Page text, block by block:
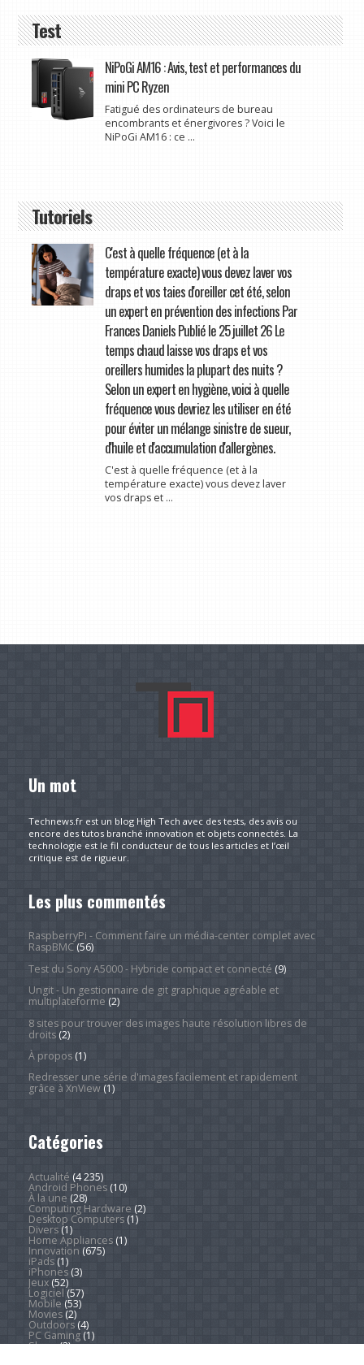
Test
NiPoGi AM16 : Avis, test et performances du
mini PC Ryzen
Fatigué des ordinateurs de bureau
encombrants et énergivores ? Voici le
NiPoGi AM16 : ce ...
Tutoriels
C'est à quelle fréquence (et à la
température exacte) vous devez laver vos
draps et vos taies d'oreiller cet été, selon
un expert en prévention des infections Par
Frances Daniels Publié le 25 juillet 26 Le
temps chaud laisse vos draps et vos
oreillers humides la plupart des nuits ?
Selon un expert en hygiène, voici à quelle
fréquence vous devriez les utiliser en été
pour éviter un mélange sinistre de sueur,
d'huile et d'accumulation d'allergènes.
C'est à quelle fréquence (et à la
température exacte) vous devez laver
vos draps et ...
Un mot
Technews.fr est un blog High Tech avec des tests, des avis ou
encore des tutos branché innovation et objets connectés. La
technologie est le fil conducteur de tous les articles et l’œil
critique est de rigueur.
Les plus commentés
RaspberryPi - Comment faire un média-center complet avec
RaspBMC(56)
Test du Sony A5000 - Hybride compact et connecté (9)
Ungit - Un gestionnaire de git graphique agréable et
multiplateforme (2)
8 sites pour trouver des images haute résolution libres de
droits(2)
À propos(1)
Redresser une série d'images facilement et rapidement
grâce à XnView(1)
Catégories
Actualité (4 235)
Android Phones(10)
À la une (28)
Computing Hardware (2)
Desktop Computers(1)
Divers(1)
Home Appliances(1)
Innovation (675)
iPads(1)
iPhones(3)
Jeux(52)
Logiciel (57)
Mobile (53)
Movies(2)
Outdoors(4)
PC Gaming(1)
Sleep(2)